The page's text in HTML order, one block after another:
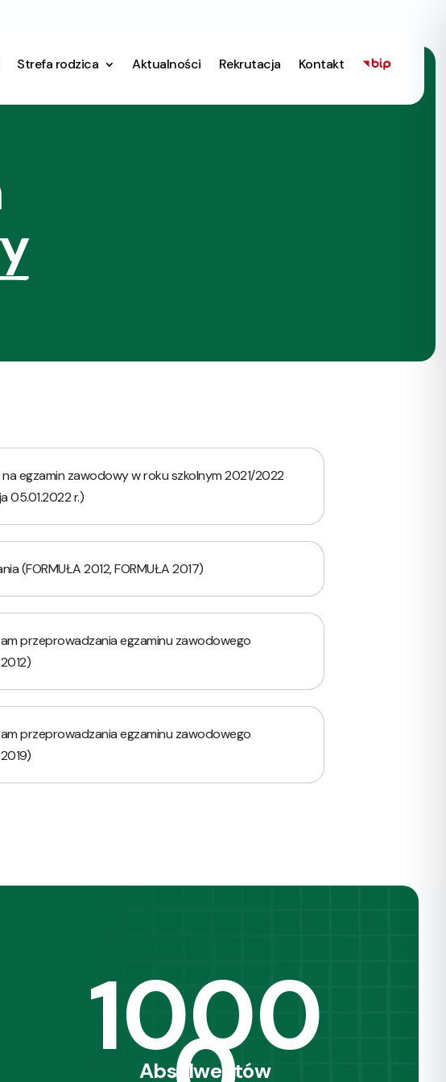
Strefa rodzica Aktualności Rekrutacja Kontakt
na egzamin zawodowy w roku szkolnym 2021/2022
05.01.2022 r.)
(FORMUŁA 2012, FORMUŁA 2017)
przeprowadzania egzaminu zawodowego
przeprowadzania egzaminu zawodowego
1000
Absolwentów